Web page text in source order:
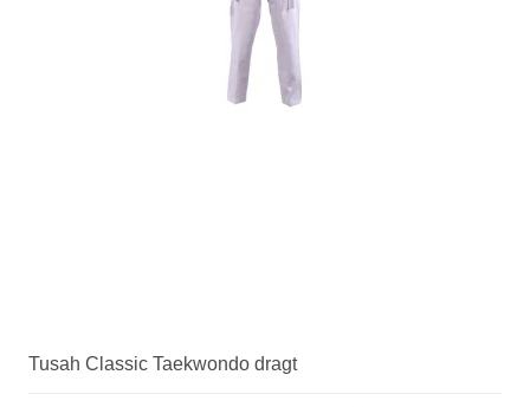
Tusah Classic Taekwondo dragt